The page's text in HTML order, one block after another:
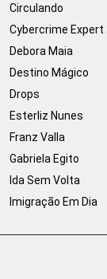
Circulando
Cybercrime Expert
Debora Maia
Destino Mágico
Drops
Esterliz Nunes
Franz Valla
Gabriela Egito
Ida Sem Volta
Imigração Em Dia